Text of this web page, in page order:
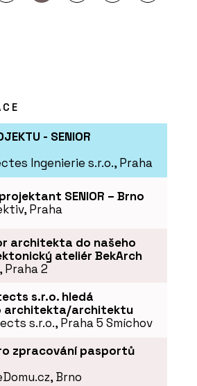
- SENIOR
Ingenierie s.r.o., Praha
SENIOR – Brno
Praha
architekta do našeho
ateliér BekArch
Praha 2
s.r.o. hledá
architekta/architektu
s.r.o., Praha 5 Smíchov
zpracování pasportů
Brno